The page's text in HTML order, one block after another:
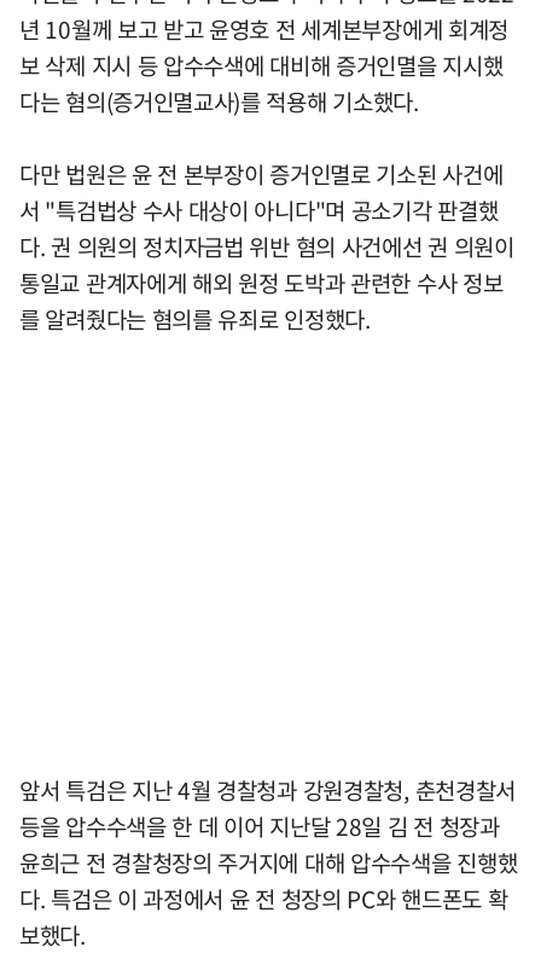
년 10월께 보고 받고 윤영호 전 세계본부장에게 회계정
보 삭제 지시 등 압수수색에 대비해 증거인멸을 지시했
다는 혐의(증거인멸교사)를 적용해 기소했다.
다만 법원은 윤 전 본부장이 증거인멸로 기소된 사건에
서 "특검법상 수사 대상이 아니다"며 공소기각 판결했
다. 권 의원의 정치자금법 위반 혐의 사건에선 권 의원이
통일교 관계자에게 해외 원정 도박과 관련한 수사 정보
를 알려줬다는 혐의를 유죄로 인정했다.
앞서 특검은 지난 4월 경찰청과 강원경찰청, 춘천경찰서
등을 압수수색을 한 데 이어 지난달 28일 김 전 청장과
윤희근 전 경찰청장의 주거지에 대해 압수수색을 진행했
다. 특검은 이 과정에서 윤 전 청장의 PC와 핸드폰도 확
보했다.